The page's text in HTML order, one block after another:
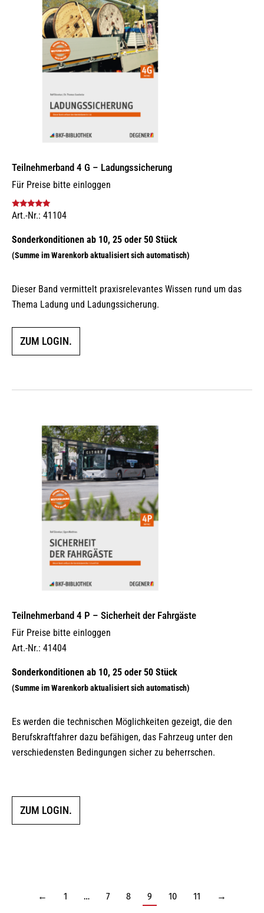
Teilnehmerband 4 G – Ladungssicherung
Für Preise bitte einloggen
Bewertet mit
Art.-Nr.: 41104
Dieser Band vermittelt praxisrelevantes Wissen rund um das
Thema Ladung und Ladungssicherung.
ZUM LOGIN.
Teilnehmerband 4 P – Sicherheit der Fahrgäste
Für Preise bitte einloggen
Art.-Nr.: 41404
Es werden die technischen Möglichkeiten gezeigt, die den
Berufskraftfahrer dazu befähigen, das Fahrzeug unter den
verschiedensten Bedingungen sicher zu beherrschen.
ZUM LOGIN.
← 1 … 7 8 9 10 11 →